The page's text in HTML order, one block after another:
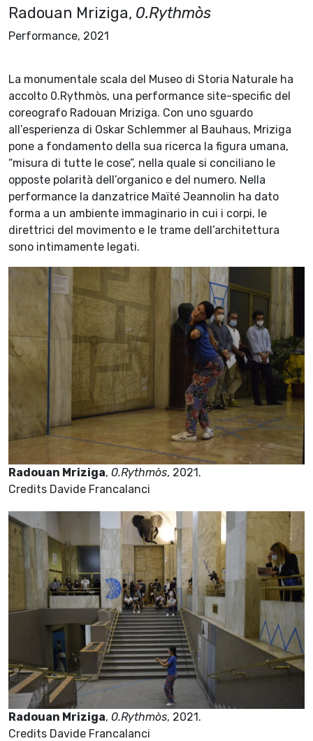
Radouan Mriziga, 0.Rythmòs
Performance, 2021
La monumentale scala del Museo di Storia Naturale ha
accolto 0.Rythmòs, una performance site-specific del
coreografo Radouan Mriziga. Con uno sguardo
all’esperienza di Oskar Schlemmer al Bauhaus, Mriziga
pone a fondamento della sua ricerca la figura umana,
“misura di tutte le cose”, nella quale si conciliano le
opposte polarità dell’organico e del numero. Nella
performance la danzatrice Maïté Jeannolin ha dato
forma a un ambiente immaginario in cui i corpi, le
direttrici del movimento e le trame dell’architettura
sono intimamente legati.
Radouan Mriziga, 0.Rythmòs, 2021.
Credits Davide Francalanci
Radouan Mriziga, 0.Rythmòs, 2021.
Credits Davide Francalanci